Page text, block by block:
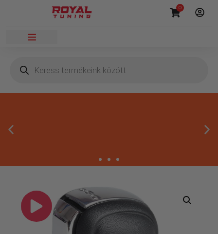
0
Megbízható termékek
Kínálatunkban kizárólag olyan termékek
szerepelnek, amelyekben mi is bízunk.